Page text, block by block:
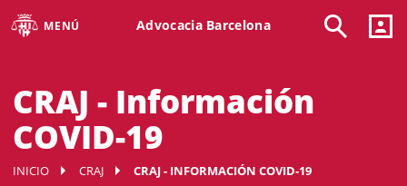
MENÚ Advocacia Barcelona
CRAJ - Información
COVID-19
INICIO CRAJ CRAJ - INFORMACIÓN COVID-19